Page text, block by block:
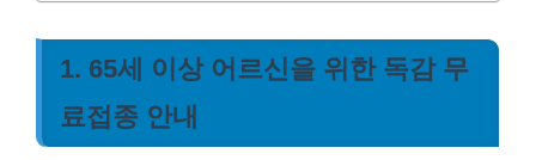
1. 65세 이상 어르신을 위한 독감 무
료접종 안내